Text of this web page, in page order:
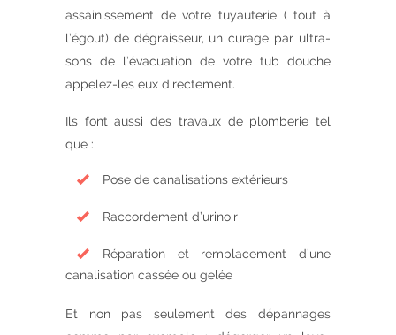
assainissement de votre tuyauterie ( tout à
l’égout) de dégraisseur, un curage par ultra-
sons de l’évacuation de votre tub douche
appelez-les eux directement.
Ils font aussi des travaux de plomberie tel
que :
Pose de canalisations extérieurs
Raccordement d’urinoir
Réparation et remplacement d’une
canalisation cassée ou gelée
Et non pas seulement des dépannages